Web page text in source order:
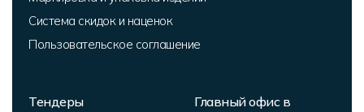
Система скидок и наценок
Пользовательское соглашение
Тендеры
Главный офис в